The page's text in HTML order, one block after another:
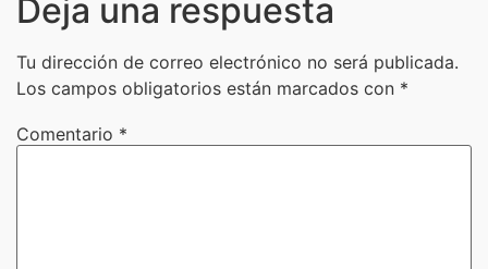
Deja una respuesta
Tu dirección de correo electrónico no será publicada.
Los campos obligatorios están marcados con *
Comentario *